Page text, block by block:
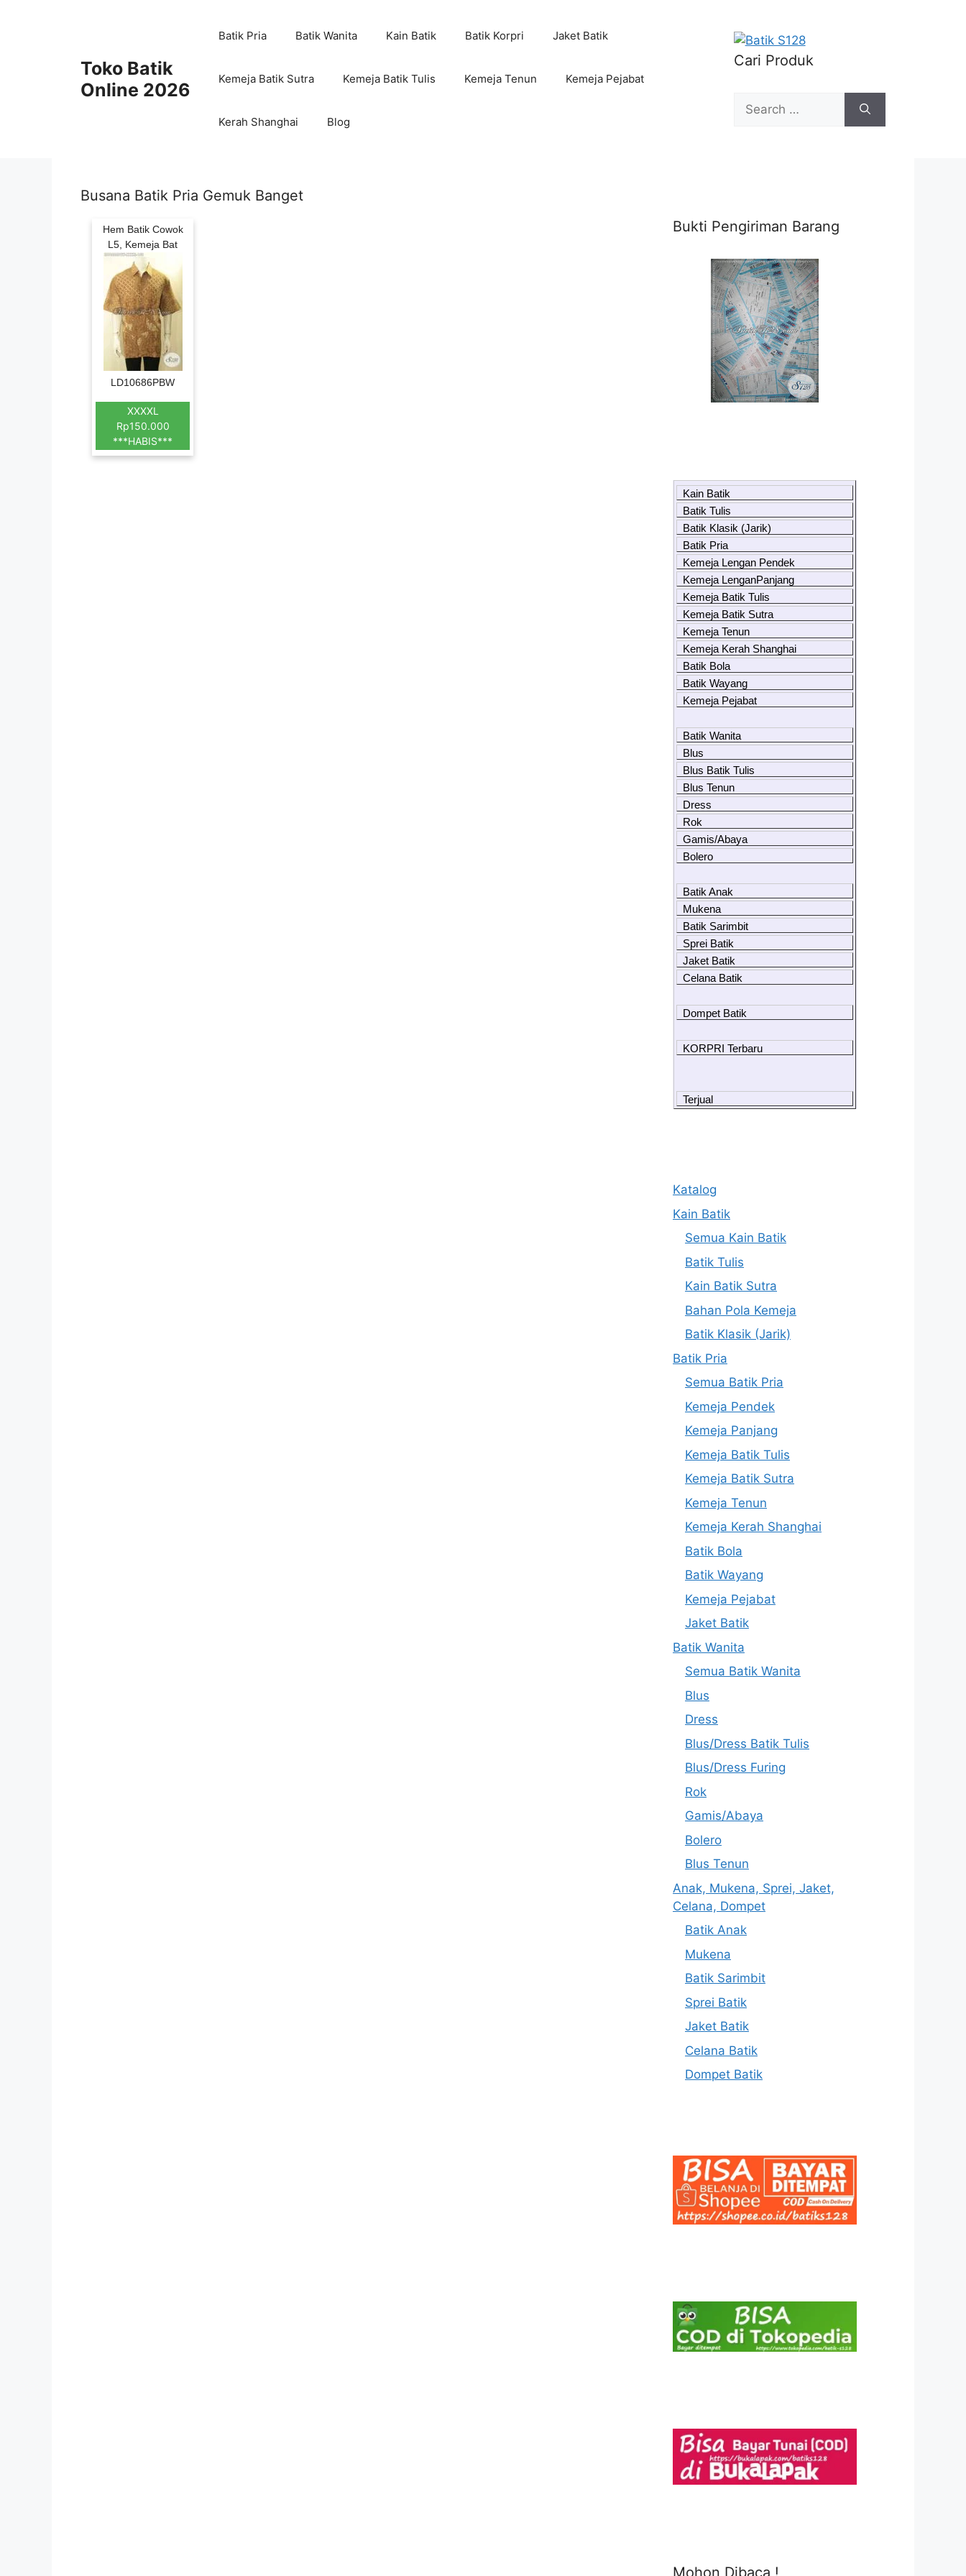
Toko Batik
Online 2026
Batik Pria Batik Wanita Kain Batik Batik Korpri Jaket Batik
Kemeja Batik Sutra Kemeja Batik Tulis Kemeja Tenun Kemeja Pejabat
Kerah Shanghai Blog
Cari Produk
Search
for:
Busana Batik Pria Gemuk Banget
Hem Batik Cowok
L5, Kemeja Bat
LD10686PBW
XXXXL
Rp150.000
***HABIS***
Bukti Pengiriman Barang
Kain Batik
Batik Tulis
Batik Klasik (Jarik)
Batik Pria
Kemeja Lengan Pendek
Kemeja LenganPanjang
Kemeja Batik Tulis
Kemeja Batik Sutra
Kemeja Tenun
Kemeja Kerah Shanghai
Batik Bola
Batik Wayang
Kemeja Pejabat
Batik Wanita
Blus
Blus Batik Tulis
Blus Tenun
Dress
Rok
Gamis/Abaya
Bolero
Batik Anak
Mukena
Batik Sarimbit
Sprei Batik
Jaket Batik
Celana Batik
Dompet Batik
KORPRI Terbaru
Terjual
Katalog
Kain Batik
Semua Kain Batik
Batik Tulis
Kain Batik Sutra
Bahan Pola Kemeja
Batik Klasik (Jarik)
Batik Pria
Semua Batik Pria
Kemeja Pendek
Kemeja Panjang
Kemeja Batik Tulis
Kemeja Batik Sutra
Kemeja Tenun
Kemeja Kerah Shanghai
Batik Bola
Batik Wayang
Kemeja Pejabat
Jaket Batik
Batik Wanita
Semua Batik Wanita
Blus
Dress
Blus/Dress Batik Tulis
Blus/Dress Furing
Rok
Gamis/Abaya
Bolero
Blus Tenun
Anak, Mukena, Sprei, Jaket,
Celana, Dompet
Batik Anak
Mukena
Batik Sarimbit
Sprei Batik
Jaket Batik
Celana Batik
Dompet Batik
Mohon Dibaca !